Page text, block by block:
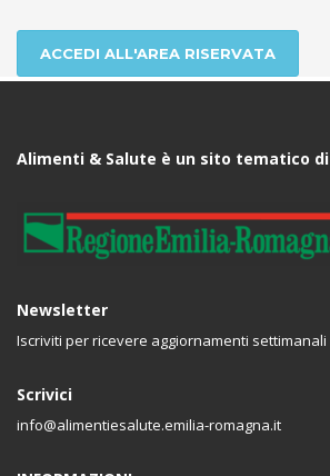
ACCEDI ALL'AREA RISERVATA
Alimenti & Salute è un sito tematico di
Newsletter
Iscriviti per ricevere aggiornamenti settimanali
Scrivici
info@alimentiesalute.emilia-romagna.it